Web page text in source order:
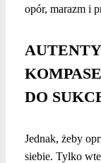
opór, marazm i
DO
Jednak, żeby
siebie. Tylko